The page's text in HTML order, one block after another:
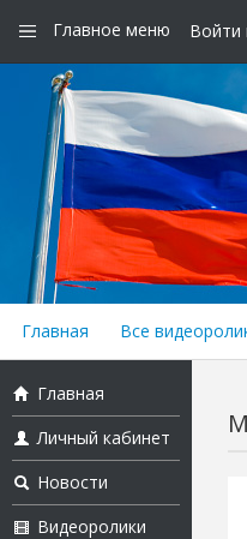
Главное меню Войти
Главная Все
Главная
Личный кабинет
Новости
Видеоролики